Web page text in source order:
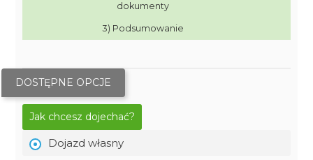
dokumenty
3) Podsumowanie
DOSTĘPNE OPCJE
Jak chcesz dojechać?
Dojazd własny